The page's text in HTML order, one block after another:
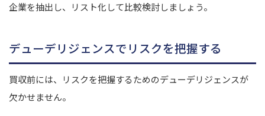
企業を抽出し、リスト化して比較検討しましょう。
デューデリジェンスでリスクを把握する
買収前には、リスクを把握するためのデューデリジェンスが
欠かせません。